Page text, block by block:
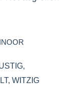
,
, WITZIG